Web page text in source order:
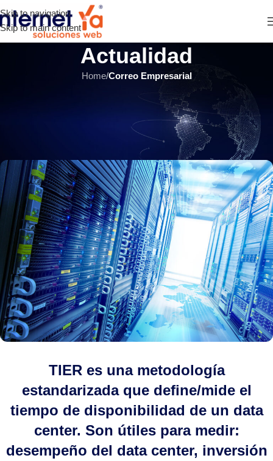
Skip to navigation
Skip to main content
Actualidad
Home/Correo Empresarial
HOSTING Y SERVIDORES ÚLTIMOS ARTÍCULOS
¿Qué son TIER de los datacenter
y cómo afectan mi hosting?
INTERNET YA Soluciones Web el 13 julio, 2020
TIER es una metodología
estandarizada que define/mide el
tiempo de disponibilidad de un data
center. Son útiles para medir:
desempeño del data center, inversión